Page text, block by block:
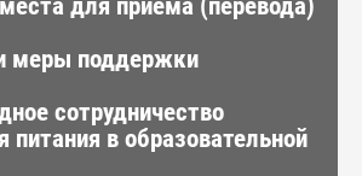
для приема (перевода)
меры поддержки
сотрудничество
питания в образовательной